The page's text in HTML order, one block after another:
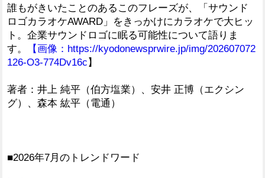
誰もがきいたことのあるこのフレーズが、「サウンド
ロゴカラオケAWARD」をきっかけにカラオケで大ヒッ
ト。企業サウンドロゴに眠る可能性について語りま
す。
【画像： https://kyodonewsprwire.jp/img/202607072
126-O3-774Dv16c 】
著者：井上 純平（伯方塩業）、安井 正博（エクシン
グ）、森本 紘平（電通）
■2026年7月のトレンドワード